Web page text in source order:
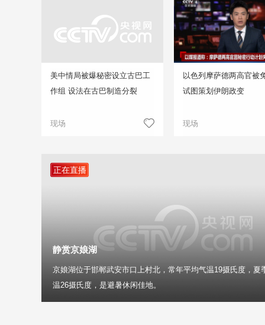
美中情局被爆秘密设立古巴工
作组 设法在古巴制造分裂
现场
以色列摩萨德两高官被
试图策划伊朗政变
现场
正在直播
静赏京娘湖
京娘湖位于邯郸武安市口上村北，常年平均气温19摄氏度，夏
温26摄氏度，是避暑休闲佳地。